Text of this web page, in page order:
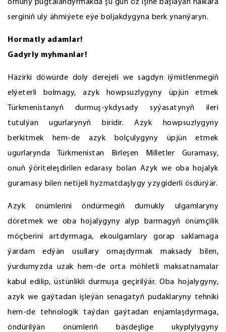
ornuny pugtalandyrmakda şu gün öz işine başlaýan halkara
serginiň uly ähmiýete eýe boljakdygyna berk ynanýaryn.
Hormatly adamlar!
Gadyrly myhmanlar!
Häzirki döwürde doly derejeli we sagdyn iýmitlenmegiň
elýeterli bolmagy, azyk howpsuzlygyny üpjün etmek
Türkmenistanyň durmuş-ykdysady syýasatynyň ileri
tutulýan ugurlarynyň biridir. Azyk howpsuzlygyny
berkitmek hem-de azyk bolçulygyny üpjün etmek
ugurlarynda Türkmenistan Birleşen Milletler Guramasy,
onuň ýöriteleşdirilen edarasy bolan Azyk we oba hojalyk
guramasy bilen netijeli hyzmatdaşlygy yzygiderli ösdürýär.
Azyk önümlerini öndürmegiň durnukly ulgamlaryny
döretmek we oba hojalygyny alyp barmagyň önümçilik
möçberini artdyrmaga, ekoulgamlary gorap saklamaga
ýardam edýän usullary ornaşdyrmak maksady bilen,
ýurdumyzda uzak hem-de orta möhletli maksatnamalar
kabul edilip, üstünlikli durmuşa geçirilýär. Oba hojalygyny,
azyk we gaýtadan işleýän senagatyň pudaklaryny tehniki
hem-de tehnologik taýdan gaýtadan enjamlaşdyrmaga,
öndürilýän önümleriň bäsdeşlige ukyplylygyny